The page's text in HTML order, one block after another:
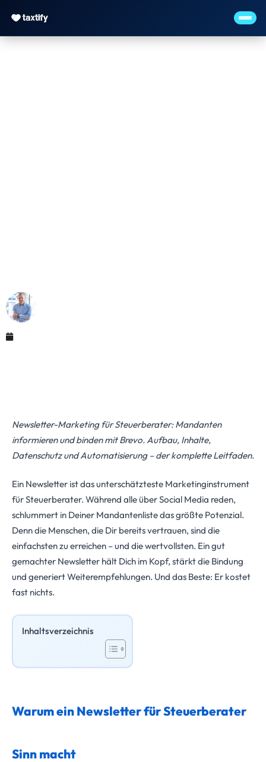
Newsletter-Marketing für Steuerberater: Mandanten
informieren und binden mit Brevo. Aufbau, Inhalte,
Datenschutz und Automatisierung – der komplette Leitfaden.
Ein Newsletter ist das unterschätzteste Marketinginstrument
für Steuerberater. Während alle über Social Media reden,
schlummert in Deiner Mandantenliste das größte Potenzial.
Denn die Menschen, die Dir bereits vertrauen, sind die
einfachsten zu erreichen – und die wertvollsten. Ein gut
gemachter Newsletter hält Dich im Kopf, stärkt die Bindung
und generiert Weiterempfehlungen. Und das Beste: Er kostet
fast nichts.
Inhaltsverzeichnis
Warum ein Newsletter für Steuerberater
Sinn macht